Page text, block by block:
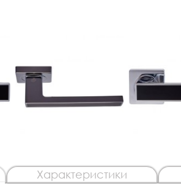
Характеристики